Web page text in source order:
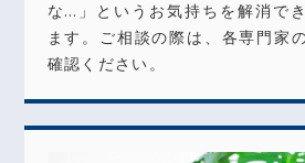
な…」というお気持ちを解消で
ます。ご相談の際は、各専門家
確認ください。